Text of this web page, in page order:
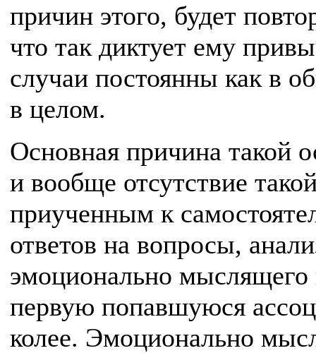
причин этого, будет
что так диктует ему
случаи постоянны как в
в целом.
Основная причина такой
и вообще отсутствие
приученным к
ответов на вопросы,
эмоционально
первую попавшуюся
колее. Эмоционально